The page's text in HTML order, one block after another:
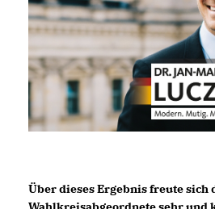
Über dieses Ergebnis freute sich